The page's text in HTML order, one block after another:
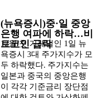
(뉴욕증시)중·일 중앙
은행 여파에 하락…비
트코인 급락
12월 첫 거래일인 1일 뉴
욕증시 3대 주가지수가 모
두 하락했다. 주가지수는
일본과 중국의 중앙은행
이 각각 기준금리 장단점